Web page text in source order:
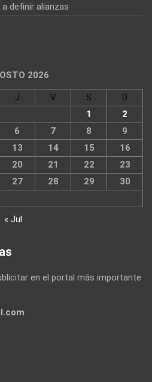
definir alianzas
2026
J V S
D
1
2
6 7 8
9
13 14 15
16
20 21 22
23
27 28 29
30
« Jul
en el portal más importante